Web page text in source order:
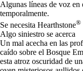
Algunas líneas de voz en
temporalmente.
Se necesita Hearthstone®
Algo siniestro se acerca
Un mal acecha en las
caído sobre el Bosque
esta atroz oscuridad de